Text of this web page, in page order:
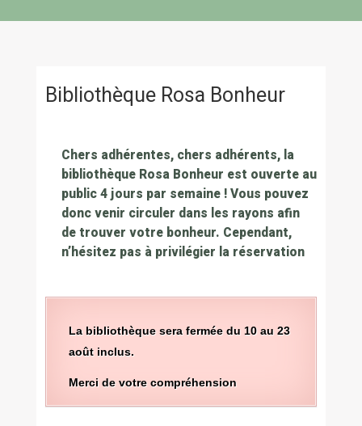
Bibliothèque Rosa Bonheur
Chers adhérentes, chers adhérents, la
bibliothèque Rosa Bonheur est ouverte au
public 4 jours par semaine ! Vous pouvez
donc venir circuler dans les rayons afin
de trouver votre bonheur. Cependant,
n’hésitez pas à privilégier la réservation
La bibliothèque sera fermée du 10 au 23
août inclus.
Merci de votre compréhension